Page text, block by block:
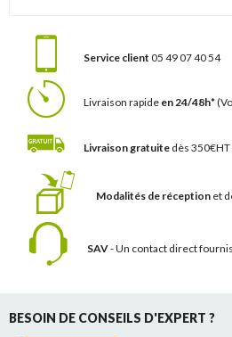
Service client 05 49 07 40 54
Livraison rapide en 24/48h*
Livraison gratuite dès
Modalités de réception et
SAV- Un contact direct
BESOIN DE CONSEILS D'EXPERT ?